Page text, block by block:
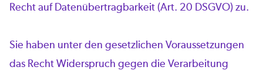
Recht auf Datenübertragbarkeit (Art. 20 DSGVO) zu.
Sie haben unter den gesetzlichen Voraussetzungen
das Recht Widerspruch gegen die Verarbeitung